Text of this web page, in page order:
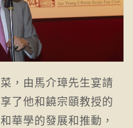
，由馬介璋先生宴請
了他和饒宗頤教授的
華學的發展和推動，